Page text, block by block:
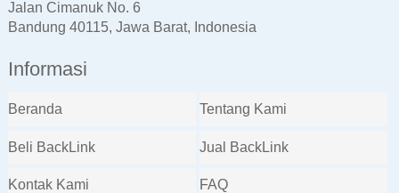
Jalan Cimanuk No. 6
Bandung 40115, Jawa Barat, Indonesia
Informasi
Beranda Tentang Kami
Beli BackLink Jual BackLink
Kontak Kami FAQ